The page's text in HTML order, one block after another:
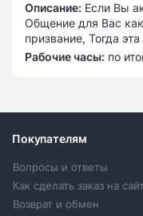
Описание: Если Вы
Общение для Вас
призвание, Тогда
Рабочие часы: по
Покупателям
Вопросы и ответы
Как сделать заказ на
Возврат и обмен